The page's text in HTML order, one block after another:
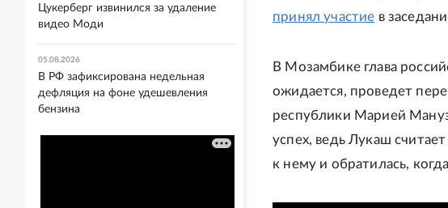
принял участие в
В Мозамбике глава
ожидается, проведет
республики Марией
успех, ведь Лукаш
к нему и обратилась,
Цукерберг извинился за удаление
видео Моди
05.08.2026
В РФ зафиксирована недельная
дефляция на фоне удешевления
бензина